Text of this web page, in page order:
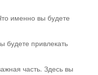
именно вы будете
будете привлекать
часть. Здесь вы